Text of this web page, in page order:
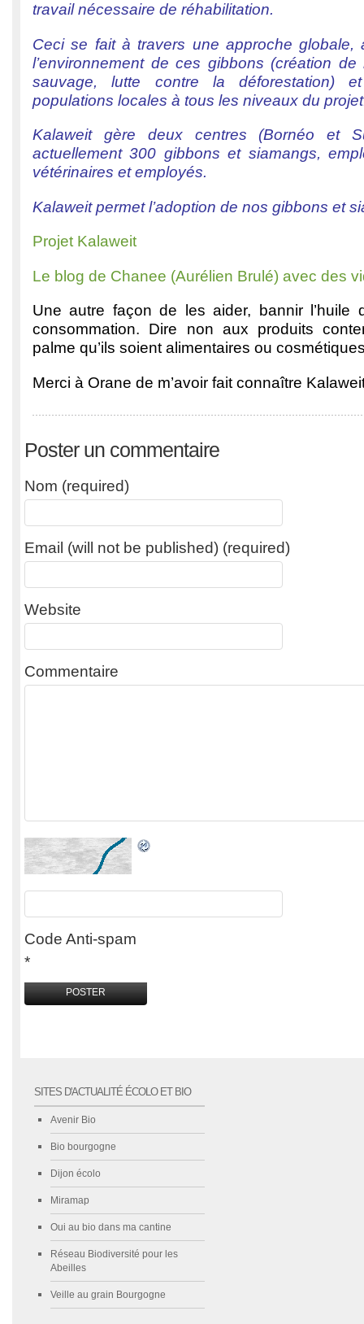
travail nécessaire de réhabilitation.
Ceci se fait à travers une approche globale,
l’environnement de ces gibbons (création
sauvage, lutte contre la déforestation) et
populations locales à tous les niveaux du
Kalaweit gère deux centres (Bornéo et
actuellement 300 gibbons et siamangs,
vétérinaires et employés.
Kalaweit permet l’adoption de nos gibbons et
Projet Kalaweit
Le blog de Chanee (Aurélien Brulé) avec des
Une autre façon de les aider, bannir l’huile
consommation. Dire non aux produits
palme qu’ils soient alimentaires ou
Merci à Orane de m’avoir fait connaître
Poster un commentaire
Nom (required)
Email (will not be published) (required)
Website
Commentaire
Code Anti-spam
*
SITES D'ACTUALITÉ ÉCOLO ET BIO
Avenir Bio
Bio bourgogne
Dijon écolo
Miramap
Oui au bio dans ma cantine
Réseau Biodiversité pour les
Abeilles
Veille au grain Bourgogne